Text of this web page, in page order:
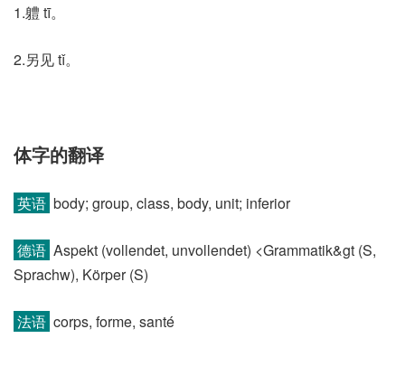
1.軆 tī。
2.另见 tǐ。
体字的翻译
英语 body; group, class, body, unit; inferior
德语 Aspekt (vollendet, unvollendet)​ <Grammatik&gt (S,
Sprachw)​, Körper (S)
法语 corps, forme, santé